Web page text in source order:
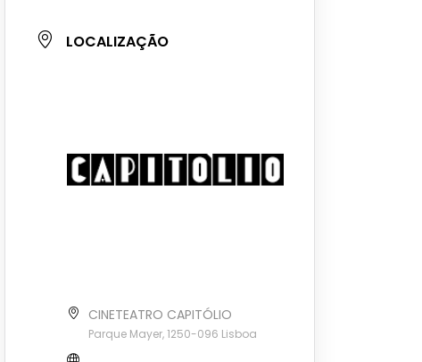
LOCALIZAÇÃO
CINETEATRO CAPITÓLIO
Parque Mayer, 1250-096 Lisboa